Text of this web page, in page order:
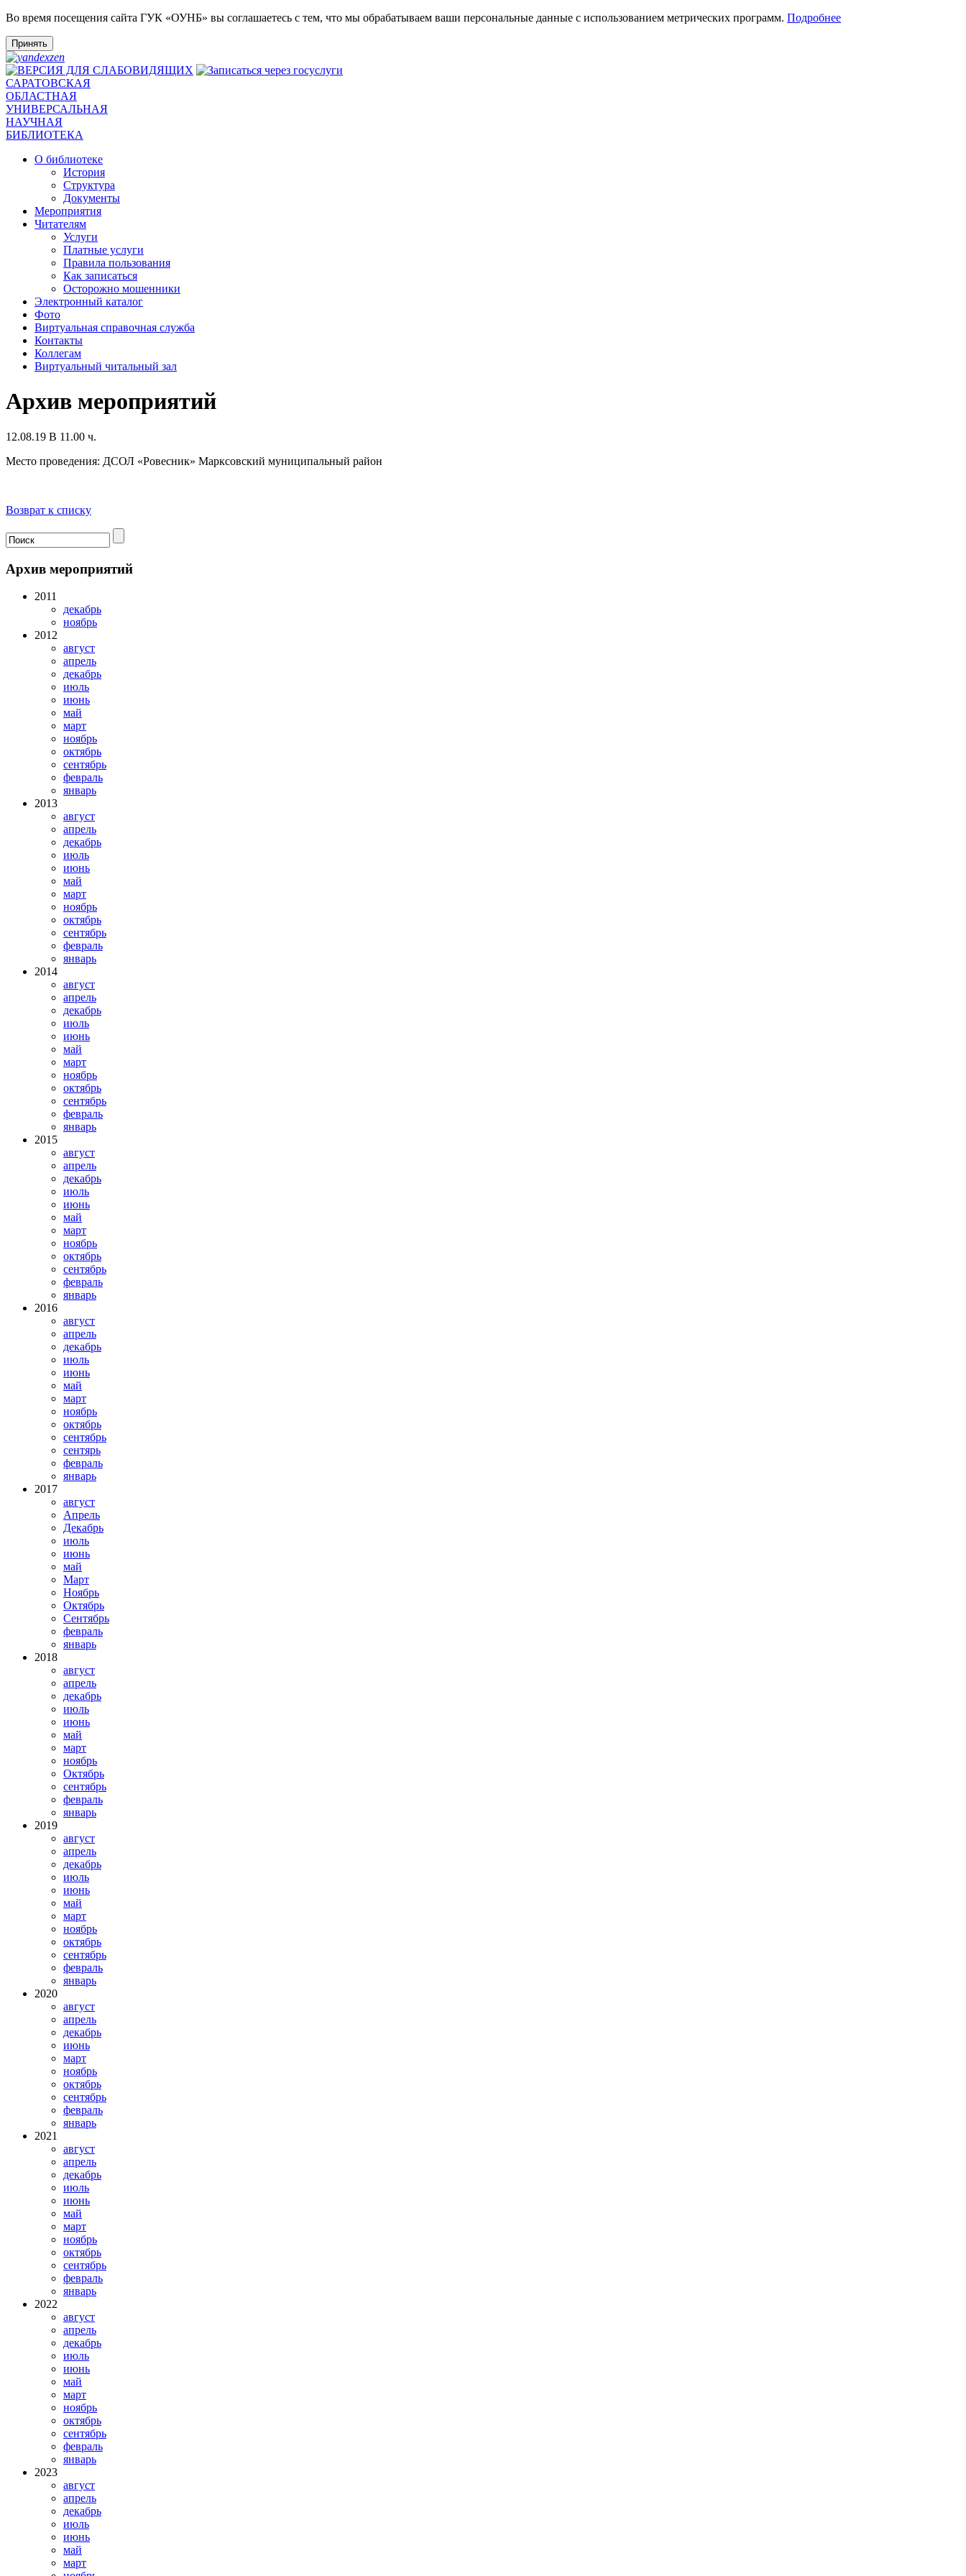
Во время посещения сайта ГУК «ОУНБ» вы соглашаетесь с тем, что мы обрабатываем ваши персональные данные с использованием метрических программ. Подробнее
Принять
САРАТОВСКАЯ
ОБЛАСТНАЯ
УНИВЕРСАЛЬНАЯ
НАУЧНАЯ
БИБЛИОТЕКА
О библиотеке
История
Структура
Документы
Мероприятия
Читателям
Услуги
Платные услуги
Правила пользования
Как записаться
Осторожно мошенники
Электронный каталог
Фото
Виртуальная справочная служба
Контакты
Коллегам
Виртуальный читальный зал
Архив мероприятий
12.08.19 В 11.00 ч.
Место проведения: ДСОЛ «Ровесник» Марксовский муниципальный район
Возврат к списку
Архив мероприятий
2011
декабрь
ноябрь
2012
август
апрель
декабрь
июль
июнь
май
март
ноябрь
октябрь
сентябрь
февраль
январь
2013
август
апрель
декабрь
июль
июнь
май
март
ноябрь
октябрь
сентябрь
февраль
январь
2014
август
апрель
декабрь
июль
июнь
май
март
ноябрь
октябрь
сентябрь
февраль
январь
2015
август
апрель
декабрь
июль
июнь
май
март
ноябрь
октябрь
сентябрь
февраль
январь
2016
август
апрель
декабрь
июль
июнь
май
март
ноябрь
октябрь
сентябрь
сентярь
февраль
январь
2017
август
Апрель
Декабрь
июль
июнь
май
Март
Ноябрь
Октябрь
Сентябрь
февраль
январь
2018
август
апрель
декабрь
июль
июнь
май
март
ноябрь
Октябрь
сентябрь
февраль
январь
2019
август
апрель
декабрь
июль
июнь
май
март
ноябрь
октябрь
сентябрь
февраль
январь
2020
август
апрель
декабрь
июнь
март
ноябрь
октябрь
сентябрь
февраль
январь
2021
август
апрель
декабрь
июль
июнь
май
март
ноябрь
октябрь
сентябрь
февраль
январь
2022
август
апрель
декабрь
июль
июнь
май
март
ноябрь
октябрь
сентябрь
февраль
январь
2023
август
апрель
декабрь
июль
июнь
май
март